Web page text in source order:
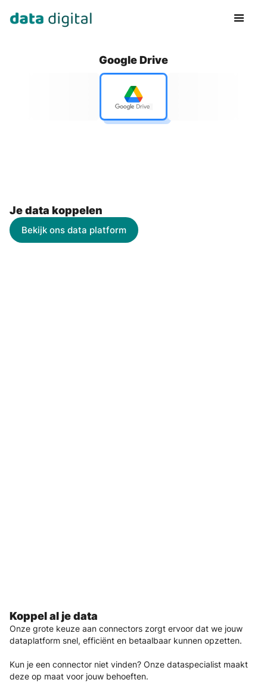
Google Drive
Je data koppelen
Bekijk ons data platform
Koppel al je data
Onze grote keuze aan connectors zorgt ervoor dat we jouw
dataplatform snel, efficiënt en betaalbaar kunnen opzetten.
Kun je een connector niet vinden? Onze dataspecialist maakt
deze op maat voor jouw behoeften.